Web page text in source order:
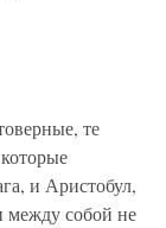
те
и Аристобул,
между собой не